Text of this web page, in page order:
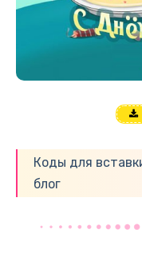
Коды для
блог